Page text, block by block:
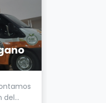
del...